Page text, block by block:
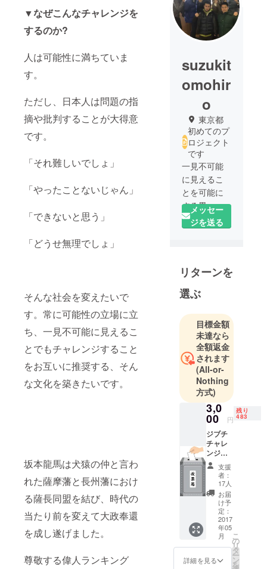
▼なぜこんなチャレンジを
するのか?
人は可能性に満ちていま
す。
ただし、日本人は問題の指
摘や批判することが大得意
です。
「それ難しいでしょ」
「やったことないじゃん」
「できないと思う」
「どうせ無理でしょ」
そんな社会を変えたいで
す。常に可能性の立場に立
ち、一見不可能に見えるこ
とでもチャレンジすること
をお互いに推奨する、そん
な文化を築きたいです。
坂本龍馬は犬猿の仲と言わ
れた薩摩藩と長州藩におけ
る薩長同盟を結び、時代の
当たり前を変えて大政奉還
を成し遂げました。
尊敬する偉人ランキング
suzukit
omohir
o
東京都
初めてのプ
ロジェクト
です
一見不可能
に見えるこ
とを可能に
する男
メッセー
ジを送る
リターンを
選ぶ
目標金額
未達なら
全額返金
されます
(All-or-
Nothing
方式)
3,0
00 円
残り
483
ジブチ
チャレ
ンジ投
票権１
票、読
むと思
わず勇
気がわ
くジブ
チ報告
書、ジ
ブチで
収録し
たあな
支援
者：
17人
お届
け予
定：
2017
年05
月
詳細を見る
こ
の
リ
タ
ー
ン
を